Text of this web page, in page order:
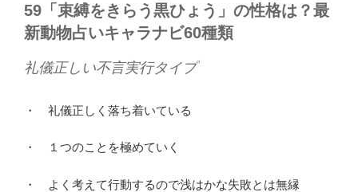
59「束縛をきらう黒ひょう」の性格は？最
新動物占いキャラナビ60種類
礼儀正しい不言実行タイプ
・ 礼儀正しく落ち着いている
・ １つのことを極めていく
・ よく考えて行動するので浅はかな失敗とは無縁